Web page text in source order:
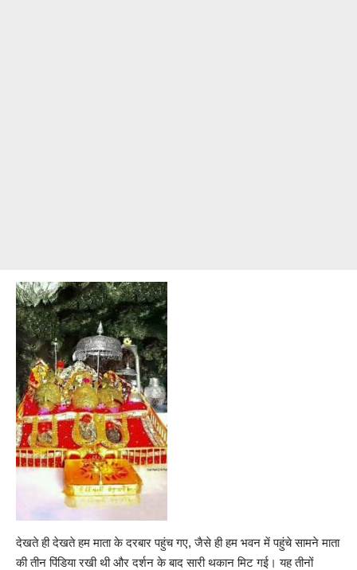
देखते ही देखते हम माता के दरबार पहुंच गए, जैसे ही हम भवन में पहुंचे सामने माता
की तीन पिंडिया रखी थी और दर्शन के बाद सारी थकान मिट गई। यह तीनों